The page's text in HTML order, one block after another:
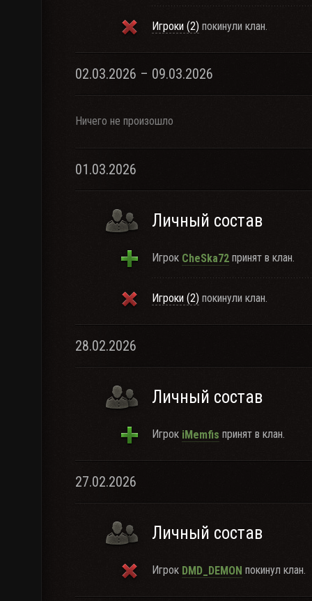
Игроки (2) покинули клан.
02.03.2026 – 09.03.2026
Ничего не произошло
01.03.2026
Личный состав
Игрок CheSka72 принят в клан.
Игроки (2) покинули клан.
28.02.2026
Личный состав
Игрок iMemfis принят в клан.
27.02.2026
Личный состав
Игрок DMD_DEMON покинул клан.